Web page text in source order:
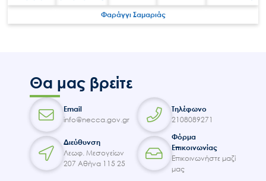
Search
Άξονες δράσης
Μ.Δ.Π.Π.
Έργα
Εισιτήρια
Επικοινωνία
Φαράγγι Σαμαριάς
Θα μας βρείτε
Email
info@necca.gov.gr
Τηλέφωνο
2108089271
Διεύθυνση
Λεωφ. Μεσογείων
207 Αθήνα 115 25
Φόρμα
Επικοινωνίας
Επικοινωνήστε μαζί
μας